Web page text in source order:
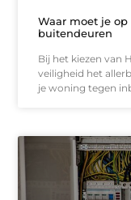
Waar moet je
buitendeuren
Bij het kiezen van
veiligheid het
je woning tegen